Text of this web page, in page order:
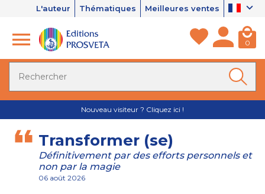
L'auteur Thématiques Meilleures ventes
0
Nouveau visiteur ? Cliquez ici !
Transformer (se)
Définitivement par des efforts personnels et
non par la magie
06 août 2026